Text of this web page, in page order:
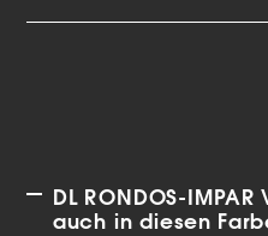
DL RONDOS-
auch in diesen